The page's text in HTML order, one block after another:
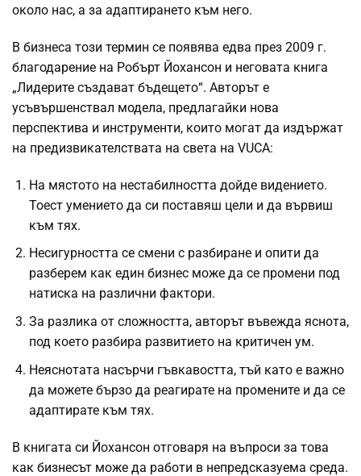
около нас, а за адаптирането към него.
В бизнеса този термин се появява едва през 2009 г.
благодарение на Робърт Йохансон и неговата книга
„Лидерите създават бъдещето“. Авторът е
усъвършенствал модела, предлагайки нова
перспектива и инструменти, които могат да издържат
на предизвикателствата на света на VUCA:
На мястото на нестабилността дойде видението.
Тоест умението да си поставяш цели и да вървиш
към тях.
Несигурността се смени с разбиране и опити да
разберем как един бизнес може да се промени под
натиска на различни фактори.
За разлика от сложността, авторът въвежда яснота,
под което разбира развитието на критичен ум.
Неяснотата насърчи гъвкавостта, тъй като е важно
да можете бързо да реагирате на промените и да се
адаптирате към тях.
В книгата си Йохансон отговаря на въпроси за това
как бизнесът може да работи в непредсказуема среда.